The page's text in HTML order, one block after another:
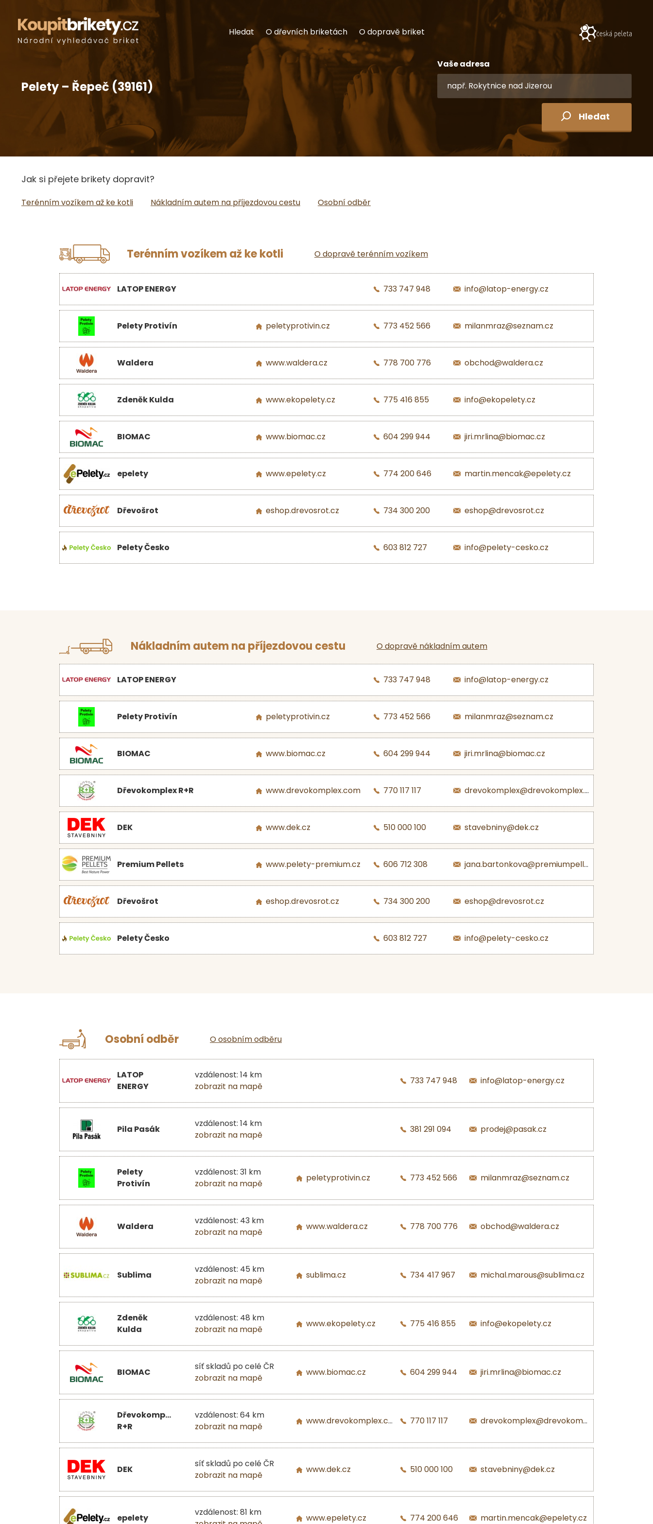
Hledat O dřevních briketách O dopravě briket
Pelety – Řepeč (39161)
Vaše adresa
Hledat
Jak si přejete brikety dopravit?
Terénním vozíkem až ke kotli Nákladním autem na příjezdovou cestu Osobní odběr
Terénním vozíkem až ke kotli O dopravě terénním vozíkem
LATOP ENERGY 733 747 948 info@latop-energy.cz
Pelety Protivín peletyprotivin.cz 773 452 566 milanmraz@seznam.cz
Waldera www.waldera.cz 778 700 776 obchod@waldera.cz
Zdeněk Kulda www.ekopelety.cz 775 416 855 info@ekopelety.cz
BIOMAC www.biomac.cz 604 299 944 jiri.mrlina@biomac.cz
epelety www.epelety.cz 774 200 646 martin.mencak@epelety.cz
Dřevošrot eshop.drevosrot.cz 734 300 200 eshop@drevosrot.cz
Pelety Česko 603 812 727 info@pelety-cesko.cz
Nákladním autem na příjezdovou cestu O dopravě nákladním autem
LATOP ENERGY 733 747 948 info@latop-energy.cz
Pelety Protivín peletyprotivin.cz 773 452 566 milanmraz@seznam.cz
BIOMAC www.biomac.cz 604 299 944 jiri.mrlina@biomac.cz
Dřevokomplex R+R www.drevokomplex.com 770 117 117 drevokomplex@drevokomplex.com
DEK www.dek.cz 510 000 100 stavebniny@dek.cz
Premium Pellets www.pelety-premium.cz 606 712 308 jana.bartonkova@premiumpellets.cz
Dřevošrot eshop.drevosrot.cz 734 300 200 eshop@drevosrot.cz
Pelety Česko 603 812 727 info@pelety-cesko.cz
Osobní odběr O osobním odběru
LATOP
ENERGY
vzdálenost: 14 km
zobrazit na mapě
733 747 948 info@latop-energy.cz
Pila Pasák
vzdálenost: 14 km
zobrazit na mapě
381 291 094 prodej@pasak.cz
Pelety
Protivín
vzdálenost: 31 km
zobrazit na mapě
peletyprotivin.cz 773 452 566 milanmraz@seznam.cz
Waldera
vzdálenost: 43 km
zobrazit na mapě
www.waldera.cz 778 700 776 obchod@waldera.cz
Sublima
vzdálenost: 45 km
zobrazit na mapě
sublima.cz 734 417 967 michal.marous@sublima.cz
Zdeněk
Kulda
vzdálenost: 48 km
zobrazit na mapě
www.ekopelety.cz 775 416 855 info@ekopelety.cz
BIOMAC
síť skladů po celé ČR
zobrazit na mapě
www.biomac.cz 604 299 944 jiri.mrlina@biomac.cz
Dřevokomplex
R+R
vzdálenost: 64 km
zobrazit na mapě
www.drevokomplex.com 770 117 117 drevokomplex@drevokomplex.com
DEK
síť skladů po celé ČR
zobrazit na mapě
www.dek.cz 510 000 100 stavebniny@dek.cz
epelety
vzdálenost: 81 km
www.epelety.cz 774 200 646 martin.mencak@epelety.cz